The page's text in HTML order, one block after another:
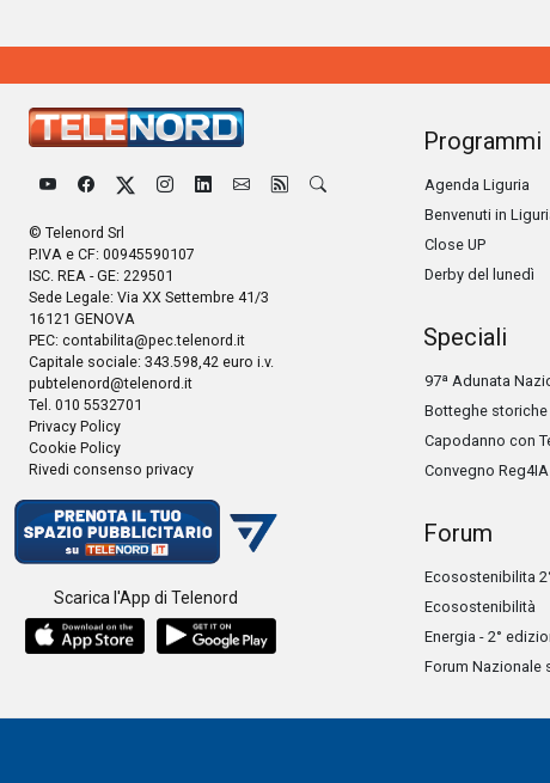
© Telenord Srl
P.IVA e CF: 00945590107
ISC. REA - GE: 229501
Sede Legale: Via XX Settembre 41/3
16121 GENOVA
PEC: contabilita@pec.telenord.it
Capitale sociale: 343.598,42 euro i.v.
pubtelenord@telenord.it
Tel. 010 5532701
Privacy Policy
Cookie Policy
Rivedi consenso privacy
Scarica l'App di Telenord
Programmi
Agenda Liguria
Benvenuti in
Close UP
Derby del lunedì
Speciali
97ª Adunata
Botteghe storiche
Capodanno con
Convegno Reg4IA
Forum
Ecosostenibilita
Ecosostenibilità
Energia - 2°
Forum Nazionale